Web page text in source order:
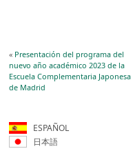
« Presentación del programa del
nuevo año académico 2023 de la
Escuela Complementaria Japonesa
de Madrid
ESPAÑOL
日本語